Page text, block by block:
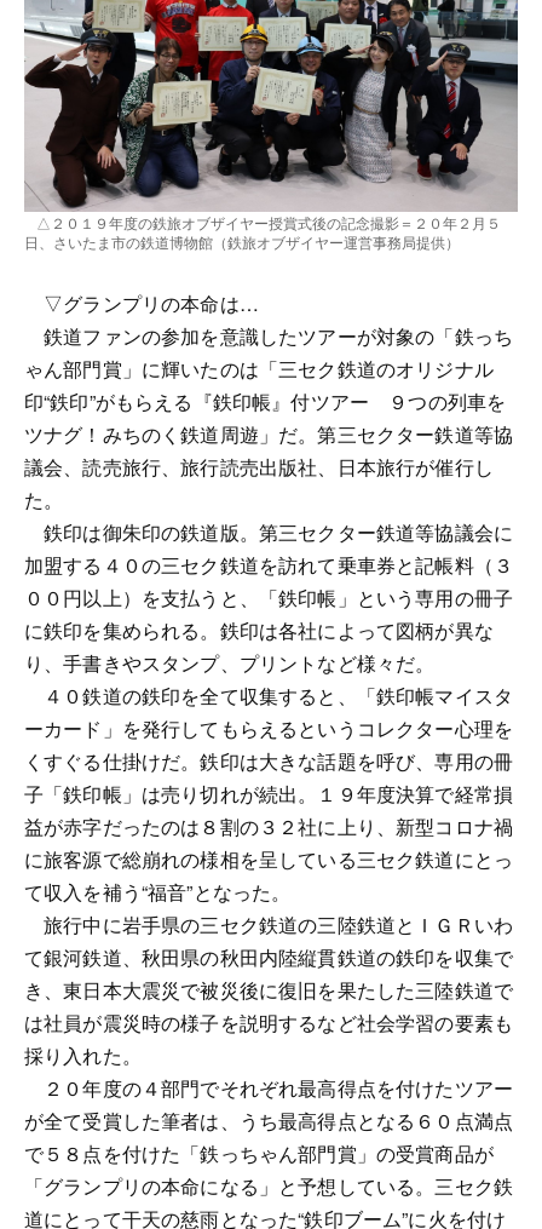
△２０１９年度の鉄旅オブザイヤー授賞式後の記念撮影＝２０年２月５
日、さいたま市の鉄道博物館（鉄旅オブザイヤー運営事務局提供）
▽グランプリの本命は…
鉄道ファンの参加を意識したツアーが対象の「鉄っち
ゃん部門賞」に輝いたのは「三セク鉄道のオリジナル
印“鉄印”がもらえる『鉄印帳』付ツアー ９つの列車を
ツナグ！みちのく鉄道周遊」だ。第三セクター鉄道等協
議会、読売旅行、旅行読売出版社、日本旅行が催行し
た。
鉄印は御朱印の鉄道版。第三セクター鉄道等協議会に
加盟する４０の三セク鉄道を訪れて乗車券と記帳料（３
００円以上）を支払うと、「鉄印帳」という専用の冊子
に鉄印を集められる。鉄印は各社によって図柄が異な
り、手書きやスタンプ、プリントなど様々だ。
４０鉄道の鉄印を全て収集すると、「鉄印帳マイスタ
ーカード」を発行してもらえるというコレクター心理を
くすぐる仕掛けだ。鉄印は大きな話題を呼び、専用の冊
子「鉄印帳」は売り切れが続出。１９年度決算で経常損
益が赤字だったのは８割の３２社に上り、新型コロナ禍
に旅客源で総崩れの様相を呈している三セク鉄道にとっ
て収入を補う“福音”となった。
旅行中に岩手県の三セク鉄道の三陸鉄道とＩＧＲいわ
て銀河鉄道、秋田県の秋田内陸縦貫鉄道の鉄印を収集で
き、東日本大震災で被災後に復旧を果たした三陸鉄道で
は社員が震災時の様子を説明するなど社会学習の要素も
採り入れた。
２０年度の４部門でそれぞれ最高得点を付けたツアー
が全て受賞した筆者は、うち最高得点となる６０点満点
で５８点を付けた「鉄っちゃん部門賞」の受賞商品が
「グランプリの本命になる」と予想している。三セク鉄
道にとって干天の慈雨となった“鉄印ブーム”に火を付け